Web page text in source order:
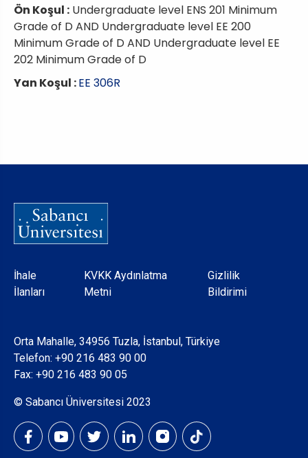
Ön Koşul : Undergraduate level ENS 201 Minimum
Grade of D AND Undergraduate level EE 200
Minimum Grade of D AND Undergraduate level EE
202 Minimum Grade of D
Yan Koşul :EE 306R
Dipnot
İhale
İlanları
KVKK Aydınlatma
Metni
Gizlilik
Bildirimi
Orta Mahalle, 34956 Tuzla, İstanbul, Türkiye
Telefon: +90 216 483 90 00
Fax: +90 216 483 90 05
© Sabancı Üniversitesi 2023